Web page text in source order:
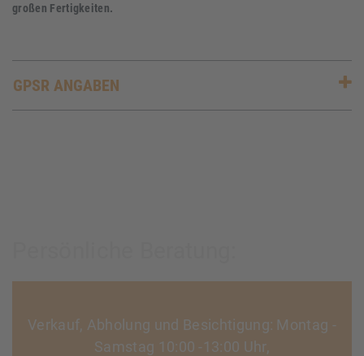
großen Fertigkeiten.
GPSR ANGABEN
Verkauf, Abholung und Besichtigung: Montag -
Samstag 10:00 -13:00 Uhr,